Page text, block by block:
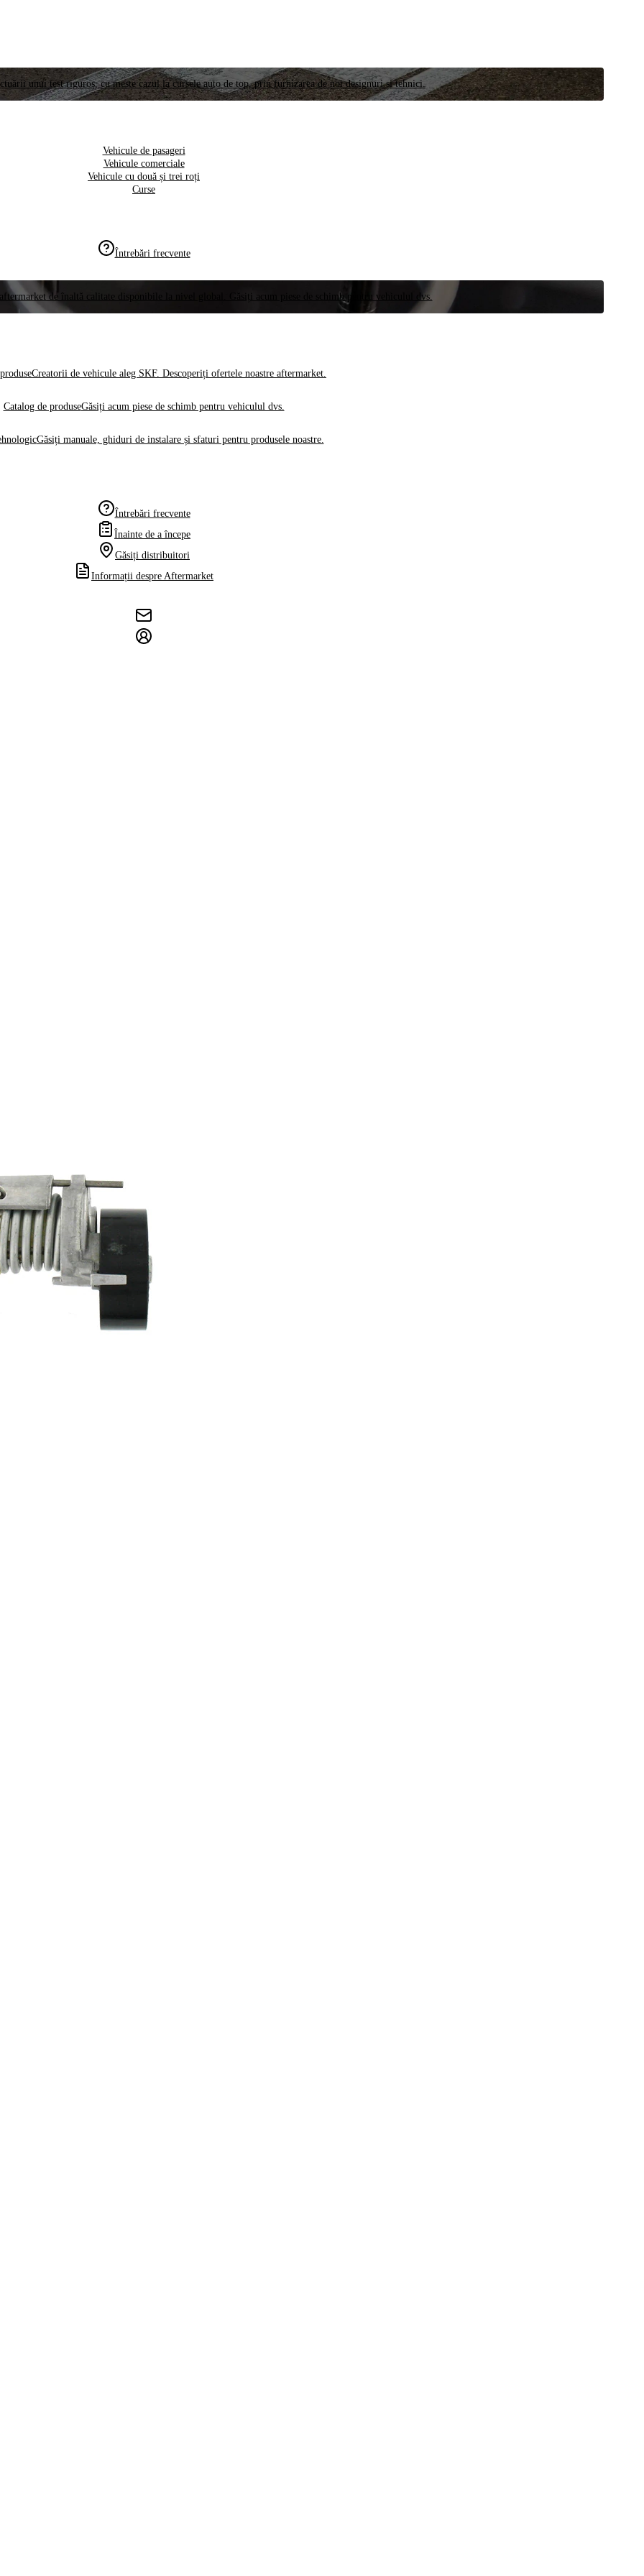
unui test riguros, cu meste cazul la cursele auto de top, prin furnizarea de noi designuri și tehnici.
Vehicule de pasageri
Vehicule comerciale
Vehicule cu două și trei roți
Curse
Întrebări frecvente
de înaltă calitate disponibile la nivel global. Găsiți acum piese de schimb pentru vehiculul dvs.
Creatorii de vehicule aleg SKF. Descoperiți ofertele noastre aftermarket.
Catalog de produseGăsiți acum piese de schimb pentru vehiculul dvs.
Găsiți manuale, ghiduri de instalare și sfaturi pentru produsele noastre.
Întrebări frecvente
Înainte de a începe
Găsiți distribuitori
Informații despre Aftermarket